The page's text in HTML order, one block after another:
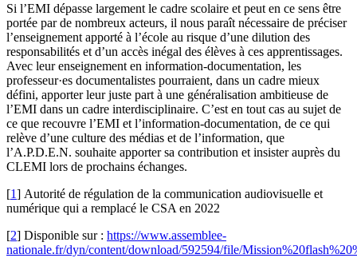
Si l’EMI dépasse largement le cadre scolaire et peut en ce sens être
portée par de nombreux acteurs, il nous paraît nécessaire de préciser
l’enseignement apporté à l’école au risque d’une dilution des
responsabilités et d’un accès inégal des élèves à ces apprentissages.
Avec leur enseignement en information-documentation, les
professeur·es documentalistes pourraient, dans un cadre mieux
défini, apporter leur juste part à une généralisation ambitieuse de
l’EMI dans un cadre interdisciplinaire. C’est en tout cas au sujet de
ce que recouvre l’EMI et l’information-documentation, de ce qui
relève d’une culture des médias et de l’information, que
l’A.P.D.E.N. souhaite apporter sa contribution et insister auprès du
CLEMI lors de prochains échanges.
[1] Autorité de régulation de la communication audiovisuelle et
numérique qui a remplacé le CSA en 2022
[2] Disponible sur : https://www.assemblee-
nationale.fr/dyn/content/download/592594/file/